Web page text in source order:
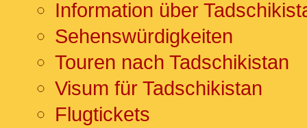
Information über
Sehenswürdigkeiten
Touren nach Tadschikistan
Visum für Tadschikistan
Flugtickets